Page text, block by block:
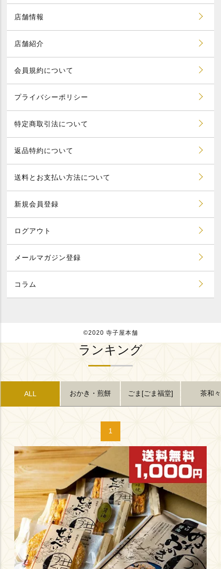
店舗情報
店舗紹介
会員規約について
プライバシーポリシー
特定商取引法について
返品特約について
送料とお支払い方法について
新規会員登録
ログアウト
メールマガジン登録
コラム
©2020 寺子屋本舗
ランキング
ALL おかき・煎餅 ごま[ごま福堂] 茶和々